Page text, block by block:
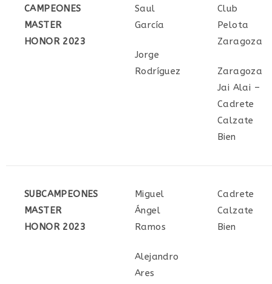
CAMPEONES
MASTER
HONOR 2023
Saul
García
Jorge
Rodríguez
Club
Pelota
Zaragoza
Zaragoza
Jai Alai –
Cadrete
Calzate
Bien
SUBCAMPEONES
MASTER
HONOR 2023
Miguel
Ángel
Ramos
Alejandro
Ares
Cadrete
Calzate
Bien